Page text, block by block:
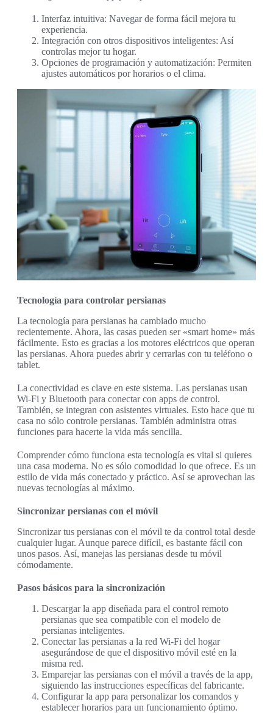
Interfaz intuitiva: Navegar de forma fácil mejora tu
experiencia.
Integración con otros dispositivos inteligentes: Así
controlas mejor tu hogar.
Opciones de programación y automatización: Permiten
ajustes automáticos por horarios o el clima.
Tecnología para controlar persianas
La tecnología para persianas ha cambiado mucho
recientemente. Ahora, las casas pueden ser «smart home» más
fácilmente. Esto es gracias a los motores eléctricos que operan
las persianas. Ahora puedes abrir y cerrarlas con tu teléfono o
tablet.
La conectividad es clave en este sistema. Las persianas usan
Wi-Fi y Bluetooth para conectar con apps de control.
También, se integran con asistentes virtuales. Esto hace que tu
casa no sólo controle persianas. También administra otras
funciones para hacerte la vida más sencilla.
Comprender cómo funciona esta tecnología es vital si quieres
una casa moderna. No es sólo comodidad lo que ofrece. Es un
estilo de vida más conectado y práctico. Así se aprovechan las
nuevas tecnologías al máximo.
Sincronizar persianas con el móvil
Sincronizar tus persianas con el móvil te da control total desde
cualquier lugar. Aunque parece difícil, es bastante fácil con
unos pasos. Así, manejas las persianas desde tu móvil
cómodamente.
Pasos básicos para la sincronización
Descargar la app diseñada para el control remoto
persianas que sea compatible con el modelo de
persianas inteligentes.
Conectar las persianas a la red Wi-Fi del hogar
asegurándose de que el dispositivo móvil esté en la
misma red.
Emparejar las persianas con el móvil a través de la app,
siguiendo las instrucciones específicas del fabricante.
Configurar la app para personalizar los comandos y
establecer horarios para un funcionamiento óptimo.